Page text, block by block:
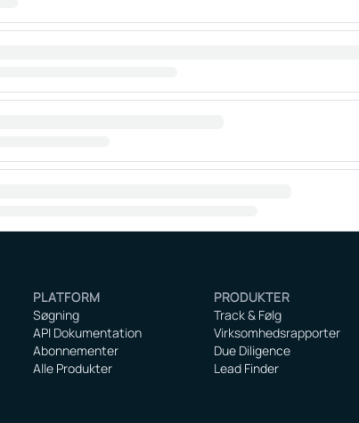
PLATFORM
Søgning
API Dokumentation
Abonnementer
Alle Produkter
PRODUKTER
Track & Følg
Virksomhedsrapporter
Due Diligence
Lead Finder